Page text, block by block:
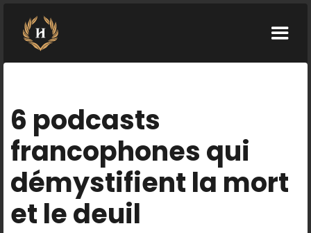
6 podcasts
francophones qui
démystifient la mort
et le deuil